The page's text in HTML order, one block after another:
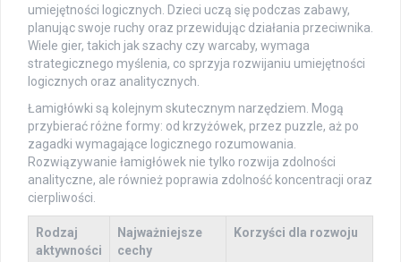
umiejętności logicznych. Dzieci uczą się podczas zabawy,
planując swoje ruchy oraz przewidując działania przeciwnika.
Wiele gier, takich jak szachy czy warcaby, wymaga
strategicznego myślenia, co sprzyja rozwijaniu umiejętności
logicznych oraz analitycznych.
Łamigłówki są kolejnym skutecznym narzędziem. Mogą
przybierać różne formy: od krzyżówek, przez puzzle, aż po
zagadki wymagające logicznego rozumowania.
Rozwiązywanie łamigłówek nie tylko rozwija zdolności
analityczne, ale również poprawia zdolność koncentracji oraz
cierpliwości.
Rodzaj
aktywności
Najważniejsze
cechy
Korzyści dla rozwoju